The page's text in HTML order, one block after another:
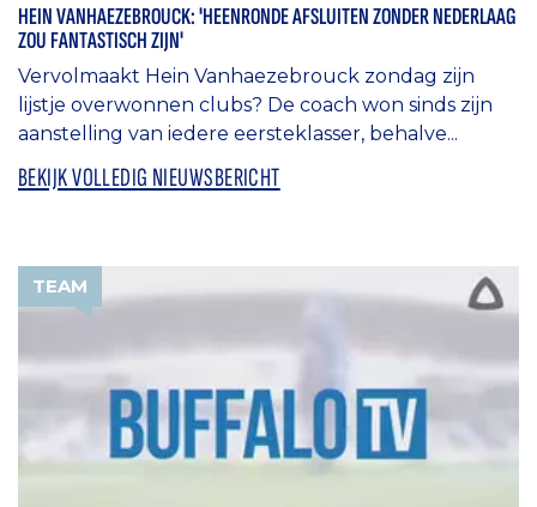
HEIN VANHAEZEBROUCK: 'HEENRONDE AFSLUITEN ZONDER NEDERLAAG
ZOU FANTASTISCH ZIJN'
Vervolmaakt Hein Vanhaezebrouck zondag zijn
lijstje overwonnen clubs? De coach won sinds zijn
aanstelling van iedere eersteklasser, behalve...
BEKIJK VOLLEDIG NIEUWSBERICHT
TEAM